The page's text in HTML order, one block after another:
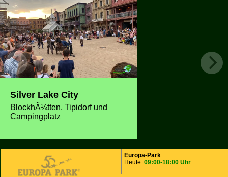
Silver Lake City
BlockhÃ¼tten, Tipidorf und
Campingplatz
Europa-Park
Heute: 09:00-18:00 Uhr